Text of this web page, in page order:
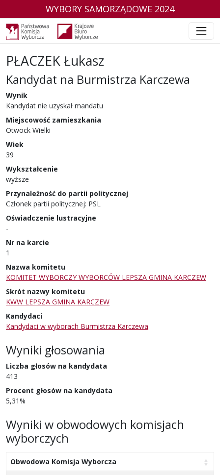
WYBORY SAMORZĄDOWE 2024
PŁACZEK Łukasz
Kandydat na Burmistrza Karczewa
w wyborach samorządowych w 2024 r.
Wynik
Kandydat nie uzyskał mandatu
Miejscowość zamieszkania
Otwock Wielki
Wiek
39
Wykształcenie
wyższe
Przynależność do partii politycznej
Członek partii politycznej: PSL
Oświadczenie lustracyjne
-
Nr na karcie
1
Nazwa komitetu
KOMITET WYBORCZY WYBORCÓW LEPSZA GMINA KARCZEW
Skrót nazwy komitetu
KWW LEPSZA GMINA KARCZEW
Kandydaci
Kandydaci w wyborach Burmistrza Karczewa
Wyniki głosowania
Liczba głosów na kandydata
413
Procent głosów na kandydata
5,31%
Wyniki w obwodowych komisjach
wyborczych
Obwodowa Komisja Wyborcza